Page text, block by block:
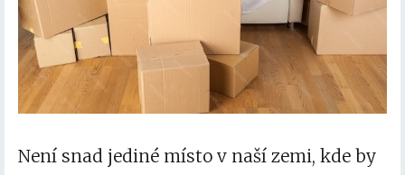
Není snad jediné místo v naší zemi, kde by